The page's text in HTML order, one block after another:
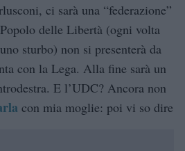
ci sarà una “federazione”
delle Libertà (ogni volta
sturbo) non si presenterà da
con la Lega. Alla fine sarà un
E l’UDC? Ancora non
con mia moglie: poi vi so dire